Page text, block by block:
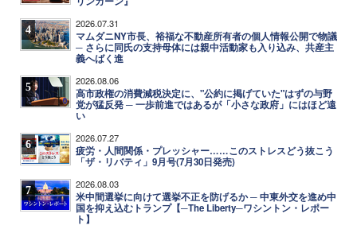
4 2026.07.31
マムダニNY市長、裕福な不動産所有者の個人情報公開で物議
─ さらに同氏の支持母体には親中活動家も入り込み、共産主
義へばく進
5 2026.08.06
高市政権の消費減税決定に、"公約に掲げていた"はずの与野
党が猛反発 ─ 一歩前進ではあるが「小さな政府」にはほど遠
い
6 2026.07.27
疲労・人間関係・プレッシャー……このストレスどう抜こう
「ザ・リバティ」9月号(7月30日発売)
7 2026.08.03
米中間選挙に向けて選挙不正を防げるか ─ 中東外交を進め中
国を抑え込むトランプ【─The Liberty─ワシントン・レポー
ト】